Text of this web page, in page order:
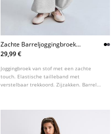
Zachte Barreljoggingbroek
Met Stoppers
29,99 €
Joggingbroek van stof met een zachte
touch. Elastische tailleband met
verstelbaar trekkoord. Zijzakken. Barrel